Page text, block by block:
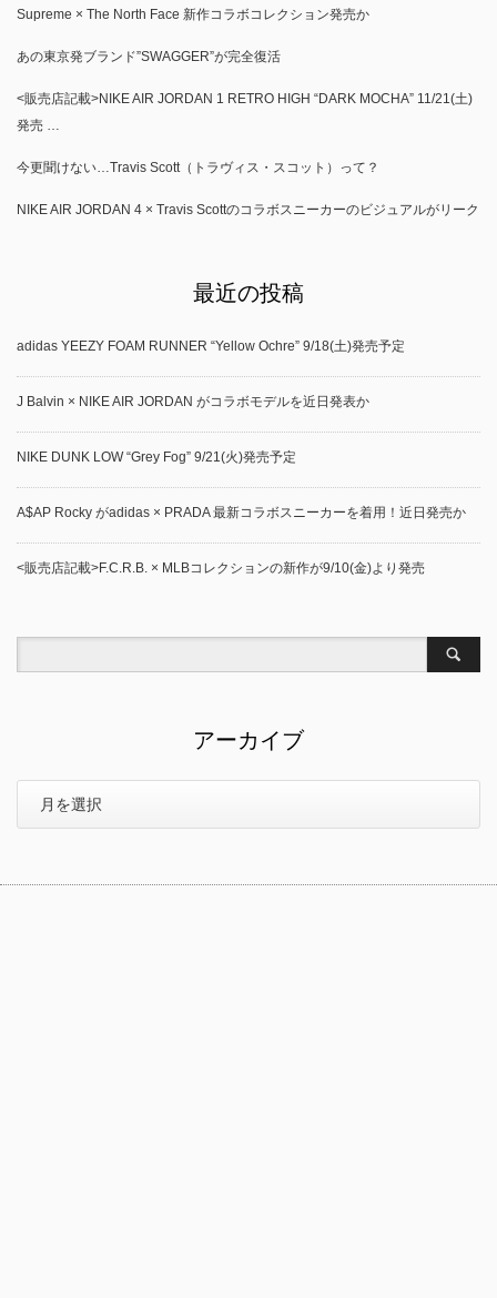
Supreme × The North Face 新作コラボコレクション発売か
あの東京発ブランド”SWAGGER”が完全復活
<販売店記載>NIKE AIR JORDAN 1 RETRO HIGH “DARK MOCHA” 11/21(土)
発売 …
今更聞けない…Travis Scott（トラヴィス・スコット）って？
NIKE AIR JORDAN 4 × Travis Scottのコラボスニーカーのビジュアルがリーク
最近の投稿
adidas YEEZY FOAM RUNNER “Yellow Ochre” 9/18(土)発売予定
J Balvin × NIKE AIR JORDAN がコラボモデルを近日発表か
NIKE DUNK LOW “Grey Fog” 9/21(火)発売予定
A$AP Rocky がadidas × PRADA 最新コラボスニーカーを着用！近日発売か
<販売店記載>F.C.R.B. × MLBコレクションの新作が9/10(金)より発売
アーカイブ